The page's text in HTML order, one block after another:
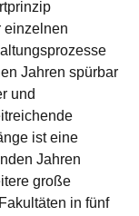
einzelnen
Jahren spürbar
und
ist eine
Jahren
große
in fünf